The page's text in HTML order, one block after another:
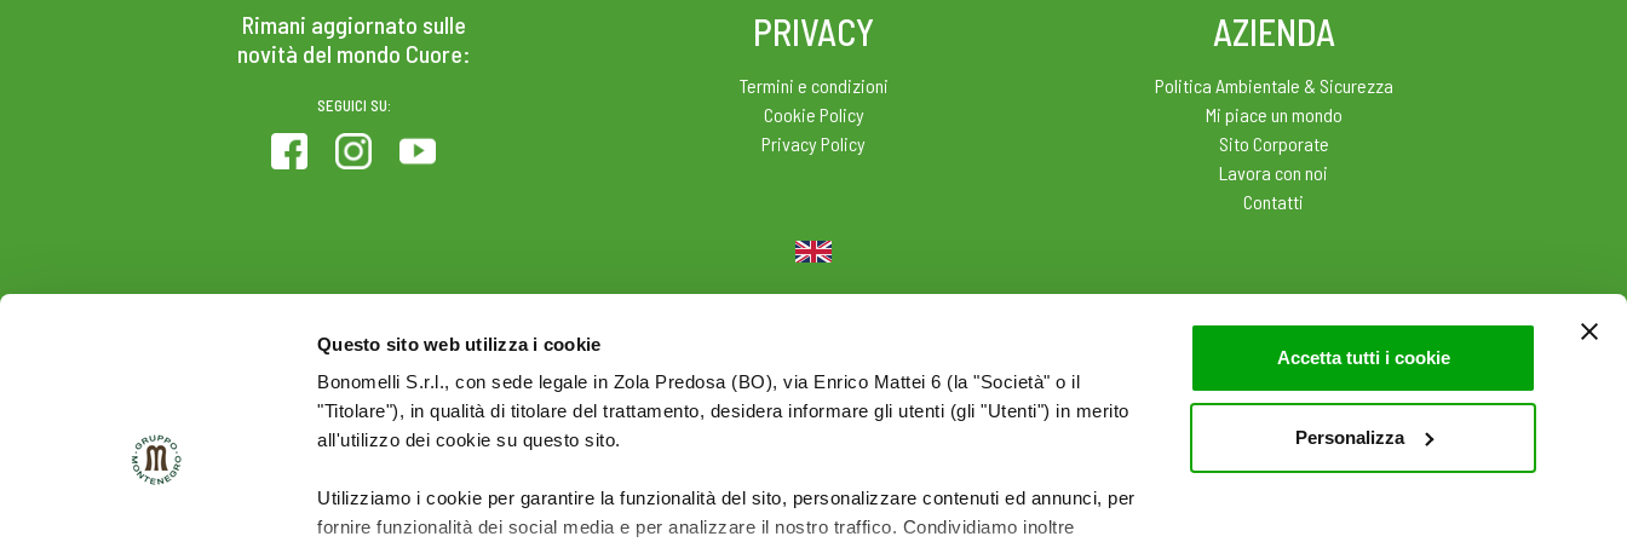
Questo sito web utilizza i cookie
Bonomelli S.r.l., con sede legale in Zola Predosa (BO), via Enrico Mattei 6 (la "Società" o il
"Titolare"), in qualità di titolare del trattamento, desidera informare gli utenti (gli "Utenti") in merito
all'utilizzo dei cookie su questo sito.
Utilizziamo i cookie per garantire la funzionalità del sito, personalizzare contenuti ed annunci, per
fornire funzionalità dei social media e per analizzare il nostro traffico. Condividiamo inoltre
Accetta tutti i cookie
Personalizza
Rimani aggiornato sulle
novità del mondo Cuore:
SEGUICI SU:
PRIVACY
Termini e condizioni
Cookie Policy
Privacy Policy
AZIENDA
Politica Ambientale & Sicurezza
Mi piace un mondo
Sito Corporate
Lavora con noi
Contatti